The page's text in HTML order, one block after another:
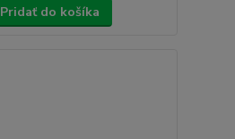
Pridať do košíka